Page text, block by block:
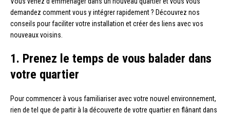
demandez comment vous y intégrer rapidement ? Découvrez nos
conseils pour faciliter votre installation et créer des liens avec vos
nouveaux voisins.
1. Prenez le temps de vous balader dans
votre quartier
Pour commencer à vous familiariser avec votre nouvel environnement,
rien de tel que de partir à la découverte de votre quartier en flânant dans